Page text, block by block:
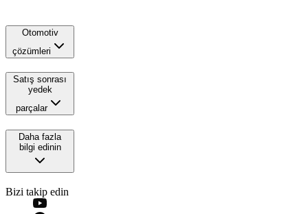
Otomotiv
çözümleri
Satış sonrası
yedek
parçalar
Daha fazla
bilgi edinin
Bizi takip edin